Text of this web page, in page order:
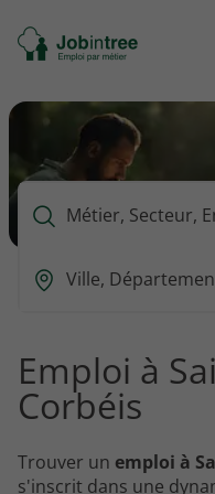
Se
rendre
l'accueil
Que
vous
rechercher
Ou
vous
voulez
rechercher
Emploi à
Corbéis
Trouver un emploi à
s'inscrit dans une